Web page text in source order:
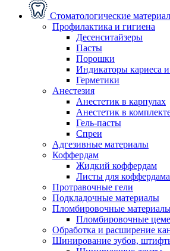
Стоматологические
Профилактика и гигиена
Десенситайзеры
Пасты
Порошки
Индикаторы кариеса и
Герметики
Анестезия
Анестетик в карпулах
Анестетик в
Гель-пасты
Спреи
Адгезивные материалы
Коффердам
Жидкий коффердам
Листы для коффердама
Протравочные гели
Подкладочные материалы
Пломбировочные
Пломбировочные
Обработка и расширение
Шинирование зубов,